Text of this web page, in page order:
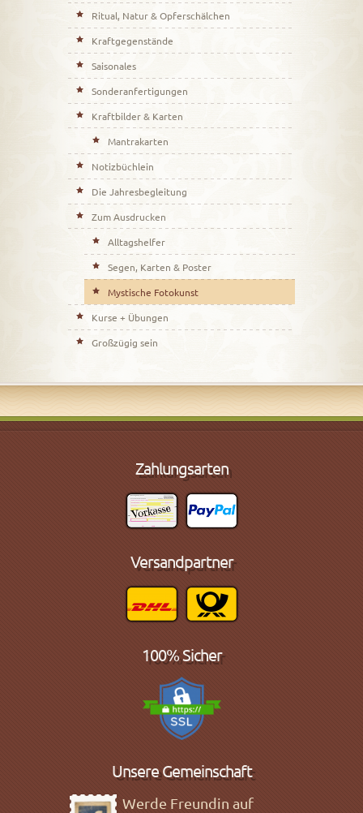
Ritual, Natur & Opferschälchen
Kraftgegenstände
Saisonales
Sonderanfertigungen
Kraftbilder & Karten
Mantrakarten
Notizbüchlein
Die Jahresbegleitung
Zum Ausdrucken
Alltagshelfer
Segen, Karten & Poster
Mystische Fotokunst
Kurse + Übungen
Großzügig sein
Zahlungsarten
Versandpartner
100% Sicher
Unsere Gemeinschaft
Werde Freundin auf